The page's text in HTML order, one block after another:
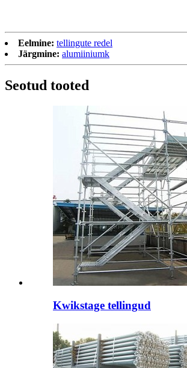
Eelmine: tellingute redel
Järgmine: alumiiniumk
Seotud tooted
Kwikstage tellingud